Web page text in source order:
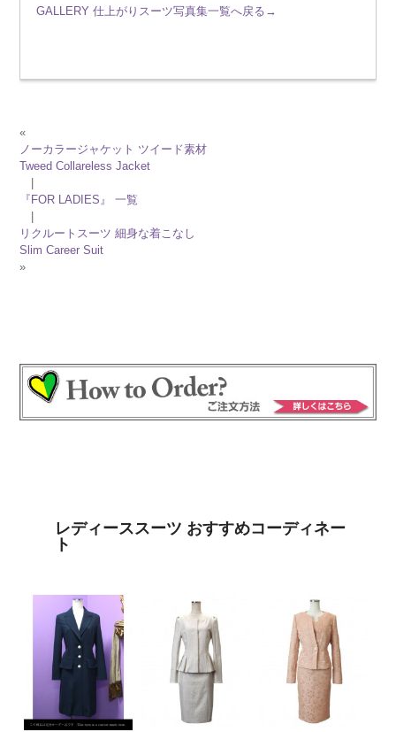
GALLERY 仕上がりスーツ写真集一覧へ戻る→
«
ノーカラージャケット ツイード素材
Tweed Collareless Jacket
『FOR LADIES』 一覧
リクルートスーツ 細身な着こなし
Slim Career Suit
»
レディーススーツ おすすめコーディネー
ト